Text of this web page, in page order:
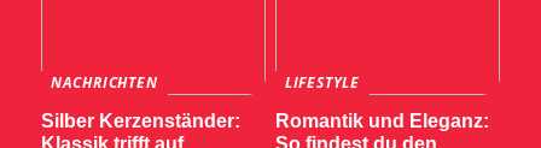
NACHRICHTEN
Silber Kerzenständer:
LIFESTYLE
Romantik und Eleganz: